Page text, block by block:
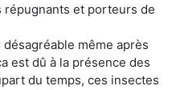
répugnants et porteurs de
même après
est dû à la présence des
du temps, ces insectes